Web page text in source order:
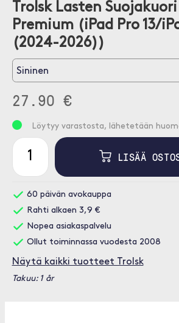
Trolsk Lasten
Premium (iPad Pro 13/
(2024-2026))
Sininen
27.90 €
Löytyy varastosta, lähetetään
LISÄÄ
60 päivän avokauppa
Rahti alkaen 3,9 €
Nopea asiakaspalvelu
Ollut toiminnassa vuodesta 2008
Näytä kaikki tuotteet Trolsk
Takuu: 1 år